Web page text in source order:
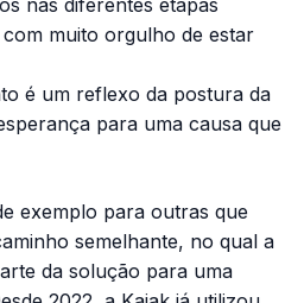
nas diferentes etapas
muito orgulho de estar
é um reflexo da postura da
para uma causa que
exemplo para outras que
semelhante, no qual a
da solução para uma